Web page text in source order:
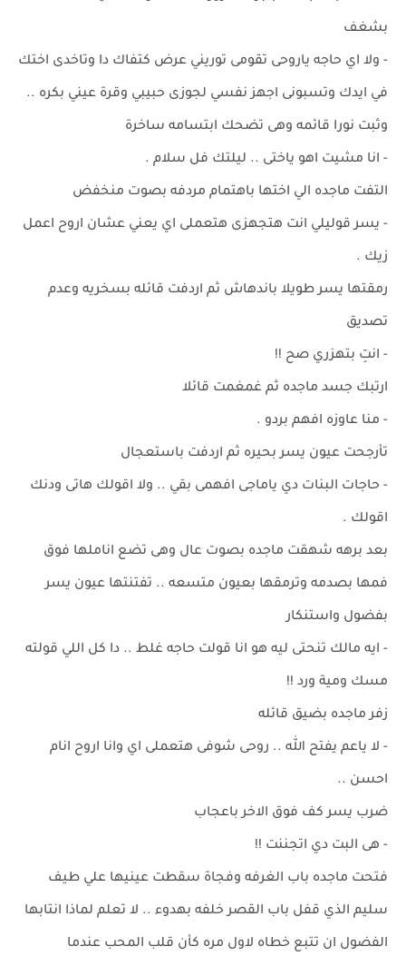
بشغف
- ولا اي حاجه ياروحى تقومى توريني عرض كتفاك دا وتاخدى اختك
في ايدك وتسبونى اجهز نفسي لجوزى حبيبي وقرة عيني بكره ..
وثبت نورا قائمه وهى تضحك ابتسامه ساخرة
- انا مشيت اهو ياختى .. ليلتك فل سلام .
التفت ماجده الي اختها باهتمام مردفه بصوت منخفض
- يسر قوليلي انت هتجهزى هتعملى اي يعني عشان اروح اعمل
زيك .
رمقتها يسر طويلا باندهاش ثم اردفت قائله بسخريه وعدم
تصديق
- انتِ بتهزري صح !!
ارتبك جسد ماجده ثم غمغمت قائلا
- منا عاوزه افهم بردو .
تأرجحت عيون يسر بحيره ثم اردفت باستعجال
- حاجات البنات دي ياماجى افهمى بقي .. ولا اقولك هاتى ودنك
اقولك .
بعد برهه شهقت ماجده بصوت عال وهى تضع اناملها فوق
فمها بصدمه وترمقها بعيون متسعه .. تفتنتها عيون يسر
بفضول واستنكار
- ايه مالك تنحتى ليه هو انا قولت حاجه غلط .. دا كل اللي قولته
مسك ومية ورد !!
زفر ماجده بضيق قائله
- لا ياعم يفتح الله .. روحى شوفى هتعملى اي وانا اروح انام
احسن ..
ضرب يسر كف فوق الاخر باعجاب
- هى البت دي اتجننت !!
فتحت ماجده باب الغرفه وفجاة سقطت عينيها علي طيف
سليم الذي قفل باب القصر خلفه بهدوء .. لا تعلم لماذا انتابها
الفضول ان تتبع خطاه لاول مره كأن قلب المحب عندما